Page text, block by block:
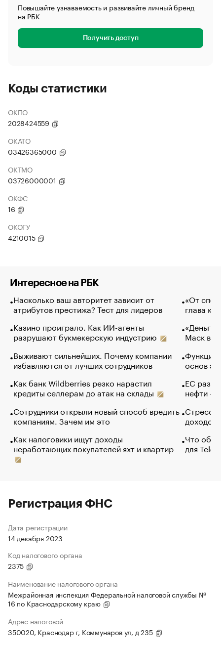
Повышайте узнаваемость и развивайте личный бренд
на РБК
Получить доступ
Коды статистики
ОКПО
2028424559
ОКАТО
03426365000
ОКТМО
03726000001
ОКФС
16
ОКОГУ
4210015
Интересное на РБК
Насколько ваш авторитет зависит от
атрибутов престижа? Тест для лидеров
Казино проиграло. Как ИИ-агенты
разрушают букмекерскую индустрию
Выживают сильнейших. Почему компании
избавляются от лучших сотрудников
Как банк Wildberries резко нарастил
кредиты селлерам до атак на склады
Сотрудники открыли новый способ вредить
компаниям. Зачем им это
Как налоговики ищут доходы
неработающих покупателей яхт и квартир
«От
глава
«Деньги
Маск в
Функции
основ
ЕС
нефти —
Стресс
доходов
Что
для
Регистрация ФНС
Дата регистрации
14 декабря 2023
Код налогового органа
2375
Наименование налогового органа
Межрайонная инспекция Федеральной налоговой службы №
16 по Краснодарскому краю
Адрес налоговой
350020, Краснодар г, Коммунаров ул, д 235